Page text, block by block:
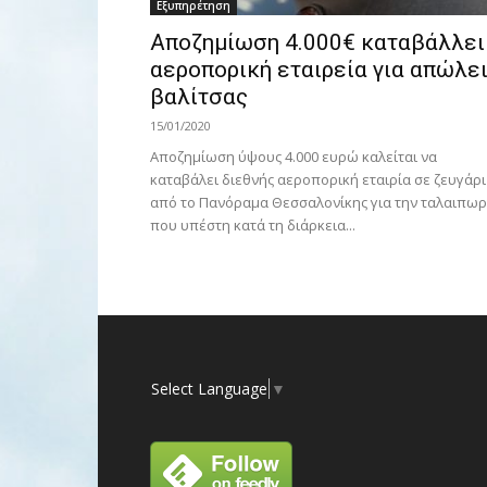
Εξυπηρέτηση
Αποζημίωση 4.000€ καταβάλλει
αεροπορική εταιρεία για
βαλίτσας
15/01/2020
Αποζημίωση ύψους 4.000 ευρώ καλείται να
καταβάλει διεθνής αεροπορική εταιρία σε ζευγάρι
από το Πανόραμα Θεσσαλονίκης για την
που υπέστη κατά τη διάρκεια...
Select Language ▼